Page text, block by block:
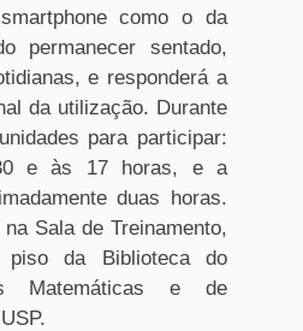
como o da
permanecer sentado,
e responderá a
da utilização. Durante
para participar:
e às 17 horas, e a
duas horas.
Sala de Treinamento,
piso da Biblioteca do
Matemáticas e de